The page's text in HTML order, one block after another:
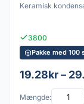
Keramisk
3800
Pakke med 100
19.28kr –
Mængde: